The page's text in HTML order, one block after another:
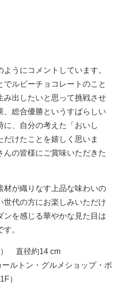
うにコメントしています。
でルビーチョコレートのこと
み出したいと思って挑戦させ
、総合優勝というすばらしい
、自分の考えた「おいし
けたことを嬉しく思いま
の皆様にご賞味いただきた
材が織りなす上品な味わいの
世代の方にお楽しみいただけ
ンを感じる華やかな見た目は
。
直径約14 cm
ルトン・グルメショップ・ポ
）